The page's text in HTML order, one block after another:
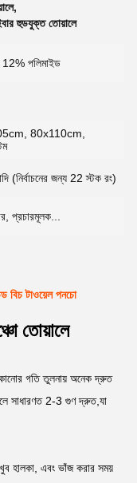
,
হুডযুক্ত তোয়ালে
12% পলিমাইড
80x110cm,
(নির্বাচনের জন্য 22 স্টক রং)
প্রচারমূলক...
বিচ টাওয়েল পনচো
তোয়ালে
গতি তুলনায় অনেক দ্রুত
সাধারণত 2-3 গুণ দ্রুত,যা
হালকা, এবং ভাঁজ করার সময়